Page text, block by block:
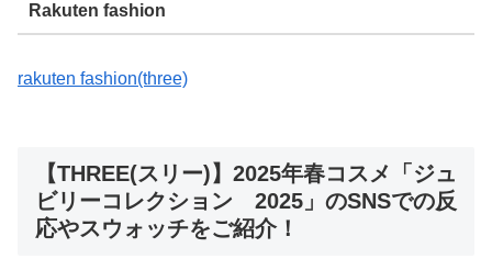
Rakuten fashion
rakuten fashion(three)
【THREE(スリー)】2025年春コスメ「ジュ
ビリーコレクション 2025」のSNSでの反
応やスウォッチをご紹介！